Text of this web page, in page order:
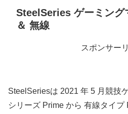
SteelSeries ゲーミング
＆ 無線
スポンサー
SteelSeriesは 2021 年 5 月競技
シリーズ Prime から 有線タイ